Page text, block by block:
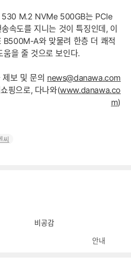
530 M.2 NVMe 500GB는 PCIe
속도를 지니는 것이 특징인데, 이
B500M-A와 맞물려 한층 더 쾌적
을 줄 것으로 보인다.
제보 및 문의 news@danawa.com
핑으로, 다나와(www.danawa.co
m)
씨
비공감
안내